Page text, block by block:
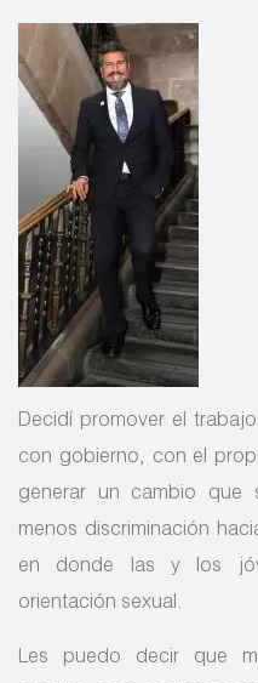
Decidí promover el
con gobierno, con el
generar un cambio que
menos discriminación
en donde las y los
orientación sexual.
Les puedo decir que